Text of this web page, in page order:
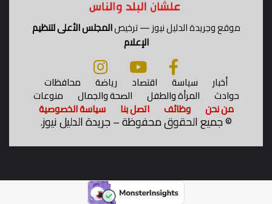
موقع وجريدة الدليل نيوز — ترخيصالمجلس الأعلى لتنظيم
الإعلام
أخبار سياسة اقتصاد رياضة محافظات
حوادث المرأة والطفل الصحة والجمال منوعات
من نحن وظائف اتصل بنا سياسة الخصوصية
©جميع الحقوق محفوظة – جريدة الدليل نيوز.